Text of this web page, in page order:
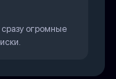
сразу огромные